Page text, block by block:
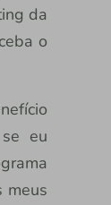
da
o
eu
meus